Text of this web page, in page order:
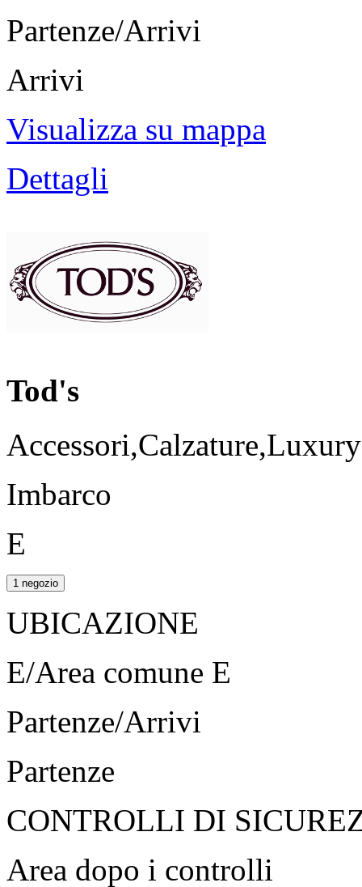
Partenze/Arrivi
Arrivi
Visualizza su mappa
Dettagli
Tod's
Imbarco
E
1 negozio
UBICAZIONE
E/Area comune E
Partenze/Arrivi
Partenze
CONTROLLI DI
Area dopo i controlli